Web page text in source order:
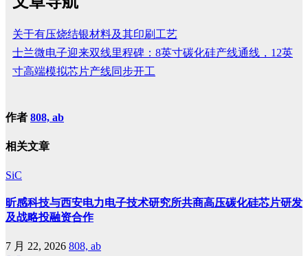
关于有压烧结银材料及其印刷工艺
士兰微电子迎来双线里程碑：8英寸碳化硅产线通线，12英
寸高端模拟芯片产线同步开工
作者 808, ab
相关文章
SiC
昕感科技与西安电力电子技术研究所共商高压碳化硅芯片研发
及战略投融资合作
7 月 22, 2026 808, ab